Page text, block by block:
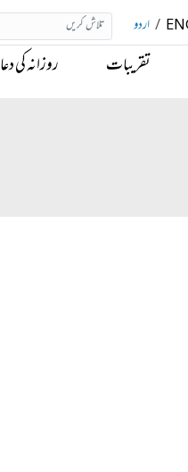
/ اردو
تقریبات روزانہ کی دعا